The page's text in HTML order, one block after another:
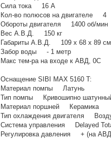
Сила тока 16 А
Кол-во полюсов на двигателе 4
Обороты двигателя 1400 об/мин
Вес А.В.Д. 150 кг
Габариты А.В.Д. 109 x 68 x 89 см
Забор воды - 1 метр
Макс тем-ра на входе к АВД, 0С
Оснащение SIBI MAX 5160 T:
Материал помпы Латунь
Тип помпы Кривошипно
Материал поршней Керамика
Тип охлаждения двигателя
Система управления Delayed
Регулировка давления + (на